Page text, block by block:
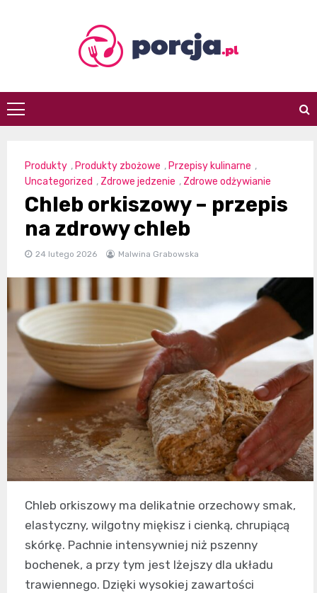
porcja.pl
Produkty , Produkty zbożowe , Przepisy kulinarne ,
Uncategorized , Zdrowe jedzenie , Zdrowe odżywianie
Chleb orkiszowy – przepis
na zdrowy chleb
24 lutego 2026 Malwina Grabowska
Chleb orkiszowy ma delikatnie orzechowy smak,
elastyczny, wilgotny miękisz i cienką, chrupiącą
skórkę. Pachnie intensywniej niż pszenny
bochenek, a przy tym jest lżejszy dla układu
trawiennego. Dzięki wysokiej zawartości